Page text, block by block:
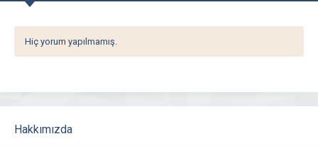
Hiç yorum yapılmamış.
Hakkımızda